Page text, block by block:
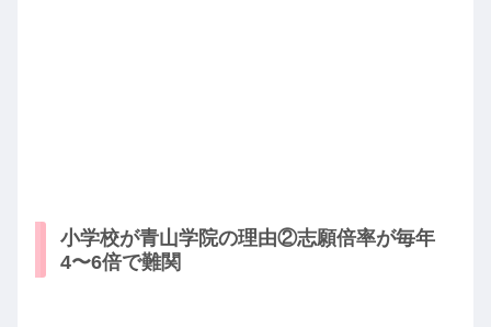
小学校が青山学院の理由②志願倍率が毎年
4〜6倍で難関